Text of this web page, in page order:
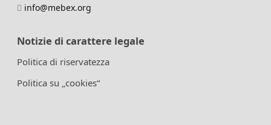
info@mebex.org
Notizie di carattere legale
Politica di riservatezza
Politica su „cookies“